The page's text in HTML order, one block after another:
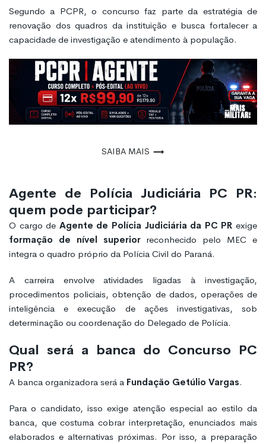
Segundo a PCPR, o concurso faz parte da estratégia de
renovação dos quadros da instituição e busca fortalecer a
capacidade de investigação e atendimento à população.
Saiba mais
Agente de Polícia Judiciária PC PR:
quem pode participar?
O cargo de Agente de Polícia Judiciária da PC PR exige
formação de nível superiorreconhecido pelo MEC e
integra o quadro próprio da Polícia Civil do Paraná.
A carreira envolve atividades ligadas à investigação,
procedimentos policiais, obtenção de dados, operações de
inteligência e execução de ações investigativas, sob
determinação ou coordenação do Delegado de Polícia.
Qual será a banca do Concurso PC
PR?
A banca organizadora será a Fundação Getúlio Vargas.
Para o candidato, isso exige atenção especial ao estilo da
banca, que costuma cobrar interpretação, enunciados mais
elaborados e alternativas próximas. Por isso, a preparação